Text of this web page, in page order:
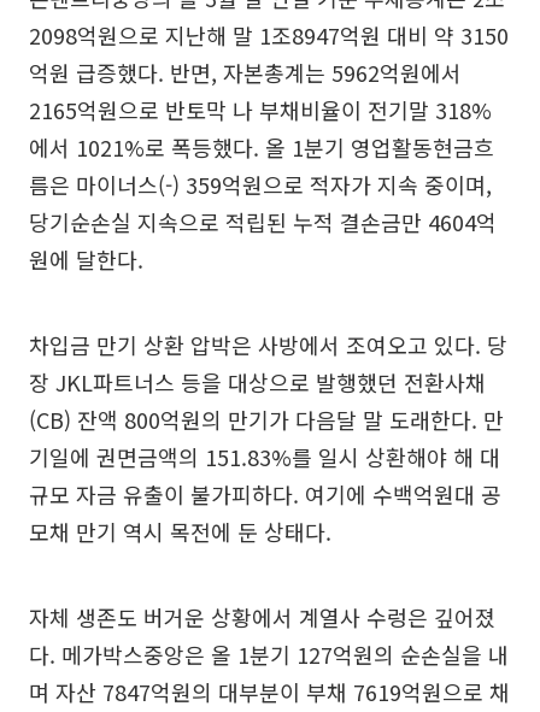
2098억원으로 지난해 말 1조8947억원 대비 약 3150
억원 급증했다. 반면, 자본총계는 5962억원에서
2165억원으로 반토막 나 부채비율이 전기말 318%
에서 1021%로 폭등했다. 올 1분기 영업활동현금흐
름은 마이너스(-) 359억원으로 적자가 지속 중이며,
당기순손실 지속으로 적립된 누적 결손금만 4604억
원에 달한다.
차입금 만기 상환 압박은 사방에서 조여오고 있다. 당
장 JKL파트너스 등을 대상으로 발행했던 전환사채
(CB) 잔액 800억원의 만기가 다음달 말 도래한다. 만
기일에 권면금액의 151.83%를 일시 상환해야 해 대
규모 자금 유출이 불가피하다. 여기에 수백억원대 공
모채 만기 역시 목전에 둔 상태다.
자체 생존도 버거운 상황에서 계열사 수렁은 깊어졌
다. 메가박스중앙은 올 1분기 127억원의 순손실을 내
며 자산 7847억원의 대부분이 부채 7619억원으로 채